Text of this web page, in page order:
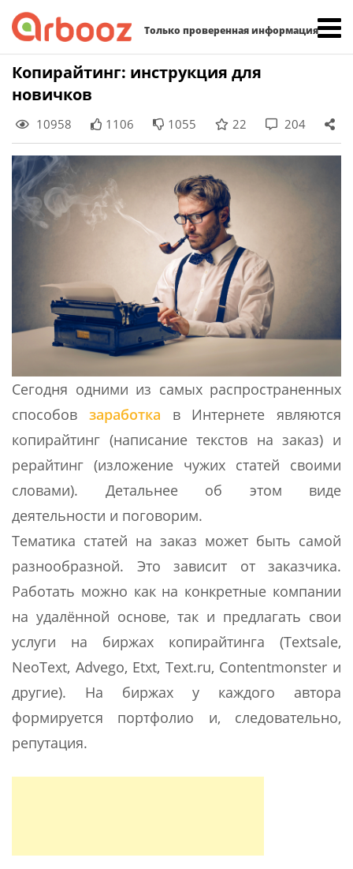
Только проверенная информация
Skip
Копирайтинг: инструкция для
новичков
10958 1106 1055 22 204
Сегодня одними из самых распространенных
способов заработка в Интернете являются
копирайтинг (написание текстов на заказ) и
рерайтинг (изложение чужих статей своими
словами). Детальнее об этом виде
деятельности и поговорим.
Тематика статей на заказ может быть самой
разнообразной. Это зависит от заказчика.
Работать можно как на конкретные компании
на удалённой основе, так и предлагать свои
услуги на биржах копирайтинга (Textsale,
NeoText, Advego, Etxt, Text.ru, Contentmonster и
другие). На биржах у каждого автора
формируется портфолио и, следовательно,
репутация.
Найти: